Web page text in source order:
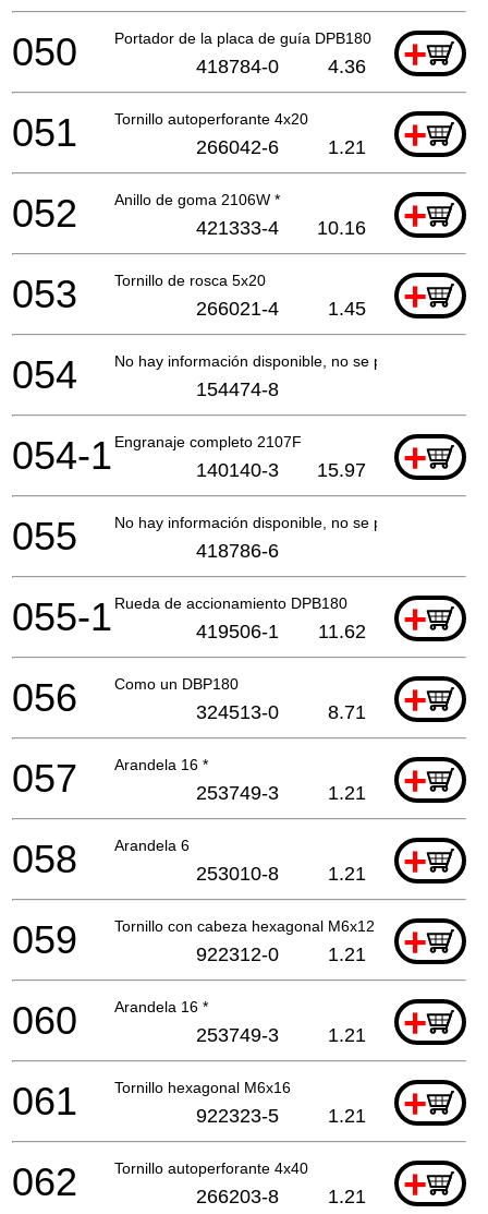
Portador de la placa de guía DPB180 +
050 418784-0 4.36
Tornillo autoperforante 4x20 +
051 266042-6 1.21
Anillo de goma 2106W * +
052 421333-4 10.16
Tornillo de rosca 5x20 +
053 266021-4 1.45
No hay información disponible, no se puede pedir
054 154474-8
Engranaje completo 2107F +
054-1 140140-3 15.97
No hay información disponible, no se puede pedir
055 418786-6
Rueda de accionamiento DPB180 +
055-1 419506-1 11.62
Como un DBP180 +
056 324513-0 8.71
Arandela 16 * +
057 253749-3 1.21
Arandela 6 +
058 253010-8 1.21
Tornillo con cabeza hexagonal M6x12 +
059 922312-0 1.21
Arandela 16 * +
060 253749-3 1.21
Tornillo hexagonal M6x16 +
061 922323-5 1.21
Tornillo autoperforante 4x40 +
062 266203-8 1.21